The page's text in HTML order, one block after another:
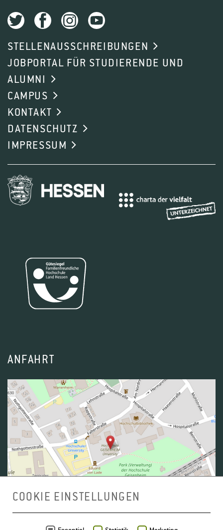
STELLENAUSSCHREIBUNGEN
JOBPORTAL FÜR STUDIERENDE UND
ALUMNI
CAMPUS
KONTAKT
DATENSCHUTZ
IMPRESSUM
ANFAHRT
COOKIE EINSTELLUNGEN